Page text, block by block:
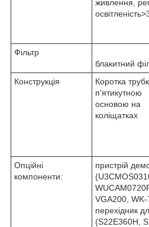
живлення,
Фільтр
блакитний
Конструкція
Коротка
п'ятикутною
основою на
коліщатках
Опційні
компоненти:
пристрій
VGA200,
перехідник
(S22E360H,